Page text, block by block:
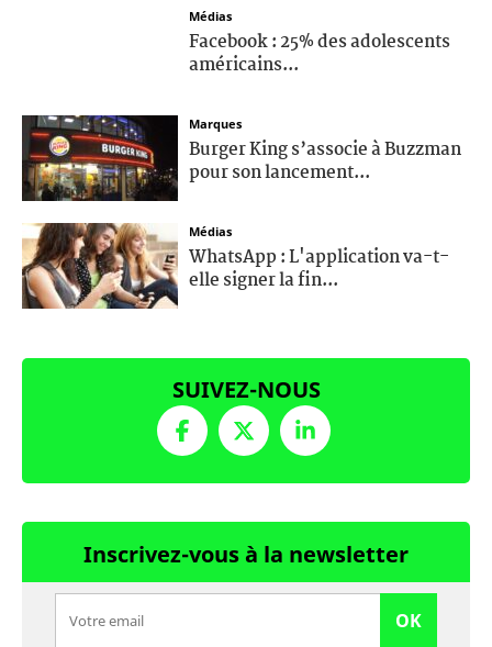
Médias
Facebook : 25% des adolescents
américains...
Marques
Burger King s’associe à Buzzman
pour son lancement...
Médias
WhatsApp : L'application va-t-
elle signer la fin...
SUIVEZ-NOUS
Inscrivez-vous à la newsletter
OK